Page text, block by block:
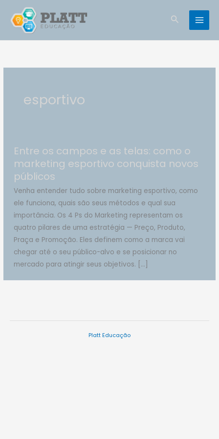
para
conteúdo
Pesquisar
esportivo
Entre os campos e as telas: como o
marketing esportivo conquista novos
públicos
Venha entender tudo sobre marketing esportivo, como
ele funciona, quais são seus métodos e qual sua
importância. Os 4 Ps do Marketing representam os
quatro pilares de uma estratégia — Preço, Produto,
Praça e Promoção. Eles definem como a marca vai
chegar até o seu público-alvo e se posicionar no
mercado para atingir seus objetivos. […]
Platt Educação